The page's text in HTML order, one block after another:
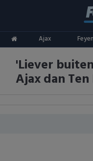
Ajax
ADO Den Haag
Ajax
AZ
Competities
Eredivisie
Keuken Kampioen
Oranje
'Liever
Ajax dan Ten